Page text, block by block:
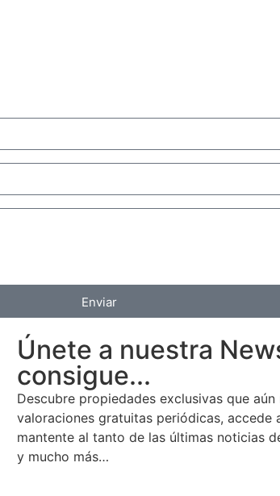
Enviar
Únete a nuestra
consigue...
Descubre propiedades exclusivas que
valoraciones gratuitas periódicas, accede
mantente al tanto de las últimas noticias
y mucho más…